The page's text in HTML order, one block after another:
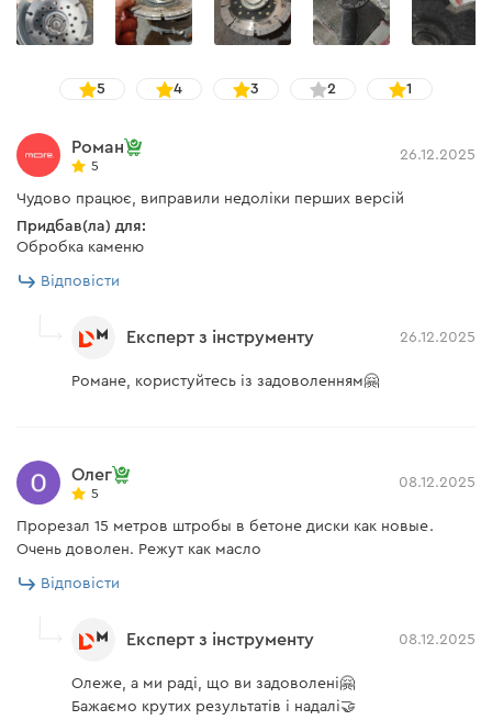
5 4 3 2 1
Роман
5
26.12.2025
Чудово працює, виправили недоліки перших версій
Придбав(ла) для:
Обробка каменю
Відповісти
Експерт з інструменту 26.12.2025
Романе, користуйтесь із задоволенням🤗
Олег
5
08.12.2025
Прорезал 15 метров штробы в бетоне диски как новые.
Очень доволен. Режут как масло
Відповісти
Експерт з інструменту 08.12.2025
Олеже, а ми раді, що ви задоволені🤗
Бажаємо крутих результатів і надалі🤝